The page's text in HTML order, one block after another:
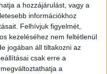
a hozzájárulást, vagy a
információkhoz
Felhívjuk figyelmét,
kezeléséhez nem feltétlenül
jogában áll tiltakozni az
csak erre a
a
támogatási